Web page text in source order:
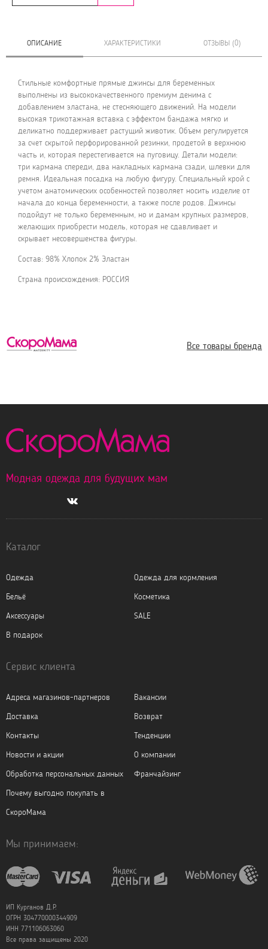
ОПИСАНИЕ ХАРАКТЕРИСТИКИ ОТЗЫВЫ (0)
Стильные комфортные прямые джинсы для беременных
выполнены из высококачественного премиум денима с
добавлением эластана, не стесняющего движений. На модели
высокая трикотажная вставка с эффектом бандажа мягко и
деликатно поддерживает растущий животик. Объем регулируется
за счет скрытой перфорированной резинки, продетой в верхнюю
часть и, которая перестегивается на пуговицу. Детали модели:
три кармана спереди, два накладных кармана сзади, шлевки для
ремня. Идеальная посадка на любую фигуру. Специальный крой с
учетом анатомических особенностей позволяет носить изделие от
начала до конца беременности, а также после родов. Джинсы
подойдут не только беременным, но и дамам крупных размеров,
желающих приобрести модель, которая не сдавливает и
скрывает несовершенства фигуры.
Состав: 98% Хлопок 2% Эластан
Страна происхождения: РОССИЯ
Все товары бренда
Модная одежда для будущих мам
Каталог
Одежда
Одежда для кормления
Бельё
Косметика
Аксессуары
SALE
В подарок
Сервис клиента
Адреса магазинов-партнеров
Вакансии
Доставка
Возврат
Контакты
Тенденции
Новости и акции
О компании
Обработка персональных данных
Франчайзинг
Почему выгодно покупать в
СкороМама
Мы принимаем:
ИП Курганов Д.Р.
ОГРН 304770000344909
ИНН 771106063060
Все права защищены 2020